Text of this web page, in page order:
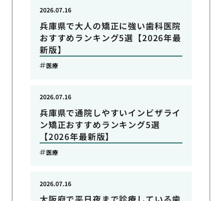
兵庫県で大人の矯正に強い歯科医院
おすすめランキング5選【2026年最
新版】
2026.07.16
医療
兵庫県で通院しやすいインビザライ
ン矯正おすすめランキング5選
【2026年最新版】
2026.07.16
医療
2026.07.16